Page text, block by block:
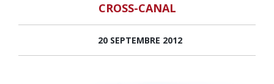
CROSS-CANAL
20 SEPTEMBRE 2012